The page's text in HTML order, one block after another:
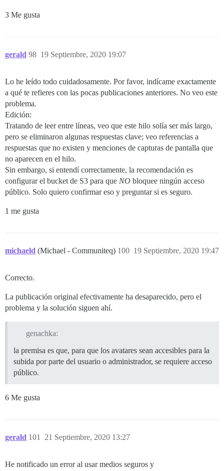
3 Me gusta
gerald 19 Septiembre, 2020 19:07
98
Lo he leído todo cuidadosamente. Por favor, indícame exactamente
a qué te refieres con las pocas publicaciones anteriores. No veo este
problema.
Edición:
Tratando de leer entre líneas, veo que este hilo solía ser más largo,
pero se eliminaron algunas respuestas clave; veo referencias a
respuestas que no existen y menciones de capturas de pantalla que
no aparecen en el hilo.
Sin embargo, si entendí correctamente, la recomendación es
configurar el bucket de S3 para que NO bloquee ningún acceso
público. Solo quiero confirmar eso y preguntar si es seguro.
1 me gusta
michaeld (Michael - Communiteq) 19 Septiembre, 2020 19:47
100
Correcto.
La publicación original efectivamente ha desaparecido, pero el
problema y la solución siguen ahí.
genachka:
la premisa es que, para que los avatares sean accesibles para la
subida por parte del usuario o administrador, se requiere acceso
público.
6 Me gusta
gerald 21 Septiembre, 2020 13:27
101
He notificado un error al usar medios seguros y